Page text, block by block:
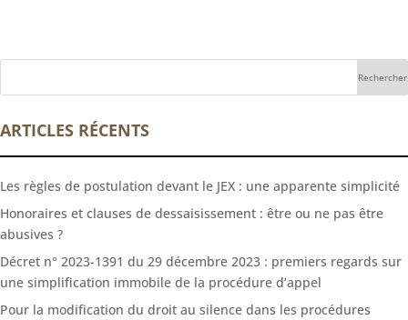
ARTICLES RÉCENTS
Les règles de postulation devant le JEX : une apparente simplicité
Honoraires et clauses de dessaisissement : être ou ne pas être
abusives ?
Décret n° 2023-1391 du 29 décembre 2023 : premiers regards sur
une simplification immobile de la procédure d’appel
Pour la modification du droit au silence dans les procédures